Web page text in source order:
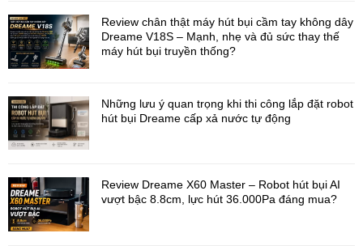
Hoạt động nhờ sức mạnh của nước
Rowing machine KingSmith WR1F hoạt động nhờ khả năng
chống nước, nó được trang bị một ngăn chứa nước cung cấp
gồm các cánh quạt mô phỏng lực cản của nước. Để tăng thêm
sự thoải mái, nó ngăn rò rỉ nước, đảm bảo áp suất bình không
quá cao trong quá trình luyện tập.
Review chân thật máy hút bụi cầm tay không dây
Dreame V18S – Mạnh, nhẹ và đủ sức thay thế
máy hút bụi truyền thống?
Những lưu ý quan trọng khi thi công lắp đặt robot
hút bụi Dreame cấp xả nước tự động
Review Dreame X60 Master – Robot hút bụi AI
vượt bậc 8.8cm, lực hút 36.000Pa đáng mua?